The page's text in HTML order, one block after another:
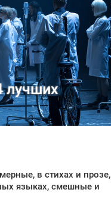
лучших
в стихах и прозе,
языках, смешные и